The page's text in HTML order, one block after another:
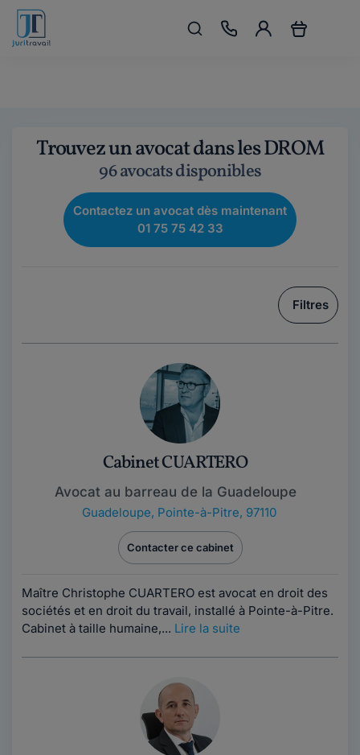
Trouvez un avocat dans les DROM
96 avocats disponibles
Contactez un avocat dès maintenant
01 75 75 42 33
Filtres
Cabinet CUARTERO
Avocat au barreau de la Guadeloupe
Guadeloupe, Pointe-à-Pitre, 97110
Contacter ce cabinet
Maître Christophe CUARTERO est avocat en droit des
sociétés et en droit du travail, installé à Pointe-à-Pitre.
Cabinet à taille humaine,... Lire la suite